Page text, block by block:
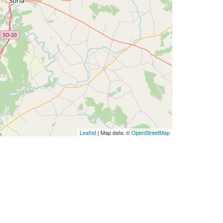
Leaflet | Map data: ©OpenStreetMap